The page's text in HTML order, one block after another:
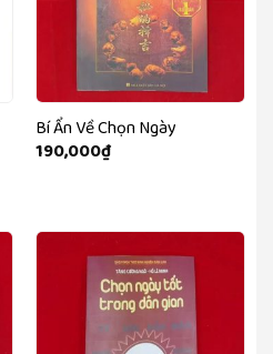
Bí Ẩn Về Chọn Ngày
190,000₫